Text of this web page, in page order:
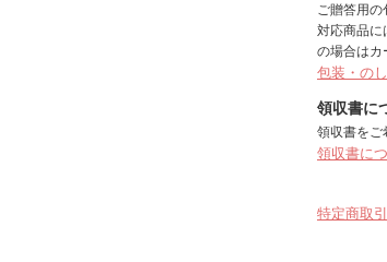
ご贈答用の
対応商品に
の場合はカ
包装・の
領収書に
領収書をご
領収書に
特定商取